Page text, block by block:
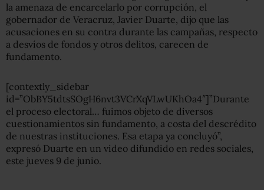
la amenaza de encarcelarlo por corrupción, el
gobernador de Veracruz, Javier Duarte, dijo que las
acusaciones en su contra durante las campañas, respecto
a desvíos de fondos y otros delitos, carecen de
fundamento.
[contextly_sidebar
id=”ObBY5tdtsSOgH6nvt3VCrXqVLwUKhOa4″]”Durante
el proceso electoral… fuimos objeto de diversos
cuestionamientos sin fundamento, a costa del descrédito
de nuestras instituciones. Esa etapa ya concluyó”,
expresó Duarte en un video difundido en redes sociales,
este jueves 9 de junio.